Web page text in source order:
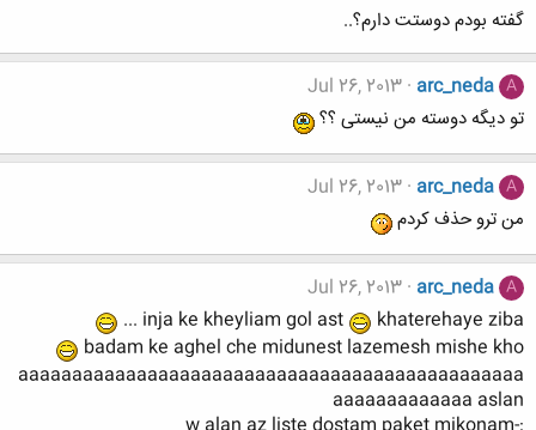
گفته بودم دوستت دارم؟..
A
arc_neda
Jul 26, 2013
تو دیگه دوسته من نیستی ؟؟
A
arc_neda
Jul 26, 2013
من ترو حذف کردم
A
arc_neda
Jul 26, 2013
inja ke kheyliam gol ast
khaterehaye ziba ...
badam ke aghel che midunest lazemesh mishe kho
aaaaaaaaaaaaaaaaaaaaaaaaaaaaaaaaaaaaaaaaaaaaaaa
aaaaaaaaaaaaa aslan